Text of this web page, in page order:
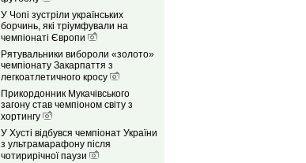
У Чопі зустріли українських
борчинь, які тріумфували на
чемпіонаті Європи
Рятувальники вибороли «золото»
чемпіонату Закарпаття з
легкоатлетичного кросу
Прикордонник Мукачівського
загону став чемпіоном світу з
хортингу
У Хусті відбувся чемпіонат України
з ультрамарафону після
чотирирічної паузи